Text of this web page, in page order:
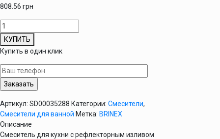
808.56 грн
Количество
товара
Смеситель
для
кухни
с
рефлекторным
Brinex
41C
008BF
КУПИТЬ
Купить в один клик
Артикул: SD00035288 Категории: Смесители,
Смесители для ванной Метка: BRINEX
Описание
Смеситель для кухни с рефлекторным изливом